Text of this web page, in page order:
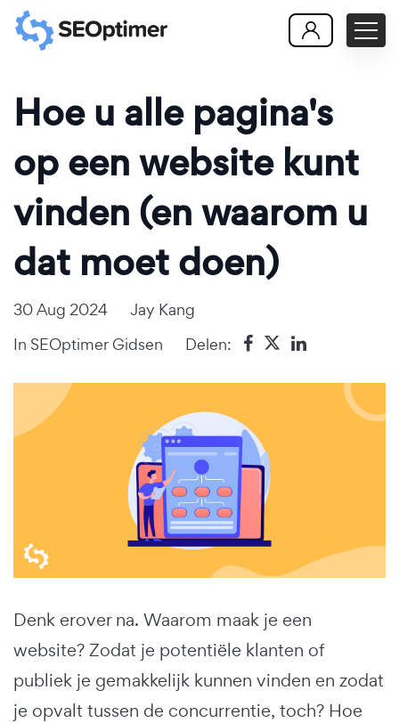
Hoe u alle pagina's
op een website kunt
vinden (en waarom u
dat moet doen)
30 Aug 2024
Jay Kang
In SEOptimer Gidsen Delen:
Denk erover na. Waarom maak je een
website? Zodat je potentiële klanten of
publiek je gemakkelijk kunnen vinden en zodat
je opvalt tussen de concurrentie, toch? Hoe